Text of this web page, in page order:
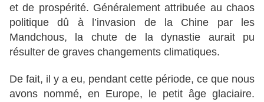
et de prospérité. Généralement attribuée au chaos
politique dû à l’invasion de la Chine par les
Mandchous, la chute de la dynastie aurait pu
résulter de graves changements climatiques.
De fait, il y a eu, pendant cette période, ce que nous
avons nommé, en Europe, le petit âge glaciaire.